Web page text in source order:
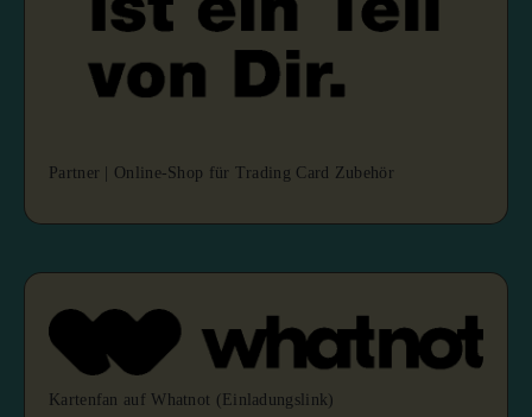
Partner | Online-Shop für Trading Card Zubehör
Kartenfan auf Whatnot (Einladungslink)